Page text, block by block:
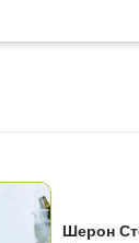
Шерон